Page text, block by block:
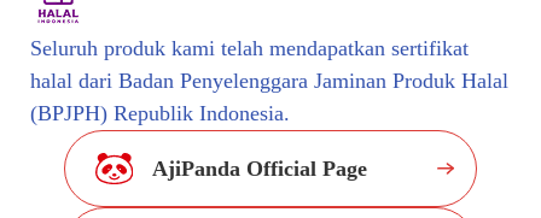
Seluruh produk kami telah mendapatkan sertifikat
halal dari Badan Penyelenggara Jaminan Produk Halal
(BPJPH) Republik Indonesia.
AjiPanda Official Page